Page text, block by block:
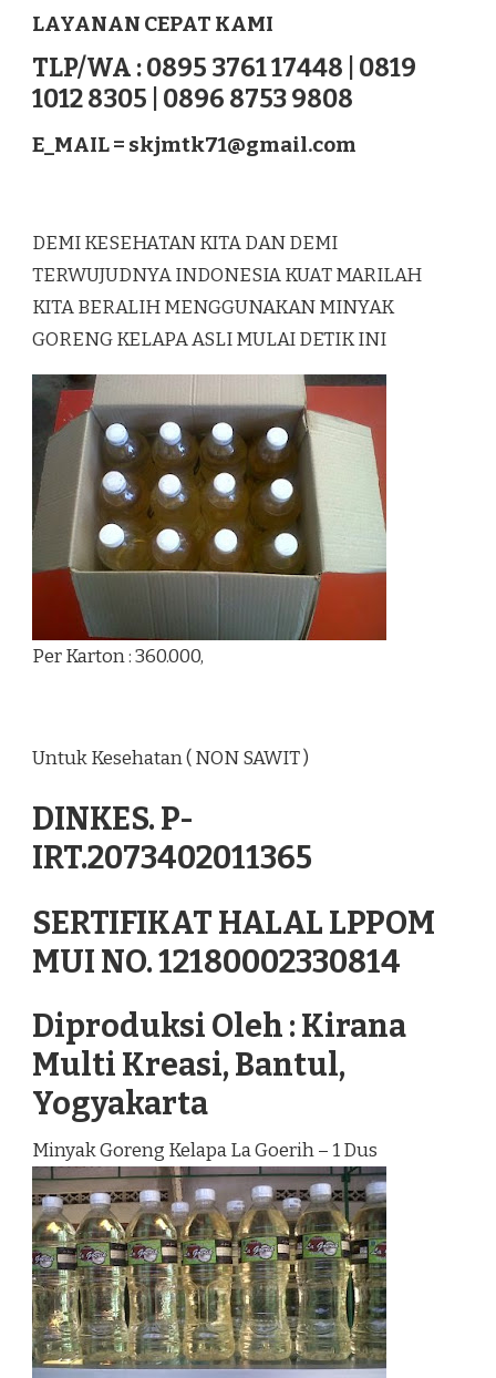
LAYANAN CEPAT KAMI
TLP/WA : 0895 3761 17448 | 0819
1012 8305 | 0896 8753 9808
E_MAIL = skjmtk71@gmail.com
DEMI KESEHATAN KITA DAN DEMI
TERWUJUDNYA INDONESIA KUAT MARILAH
KITA BERALIH MENGGUNAKAN MINYAK
GORENG KELAPA ASLI MULAI DETIK INI
Per Karton : 360.000,
Untuk Kesehatan ( NON SAWIT )
DINKES. P-
IRT.2073402011365
SERTIFIKAT HALAL LPPOM
MUI NO. 12180002330814
Diproduksi Oleh : Kirana
Multi Kreasi, Bantul,
Yogyakarta
Minyak Goreng Kelapa La Goerih – 1 Dus